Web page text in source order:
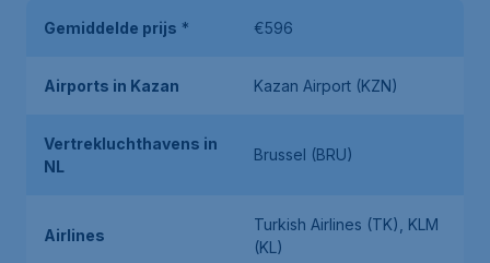
Gemiddelde prijs * €596
Airports in Kazan Kazan Airport (KZN)
Vertrekluchthavens in
NL
Brussel (BRU)
Airlines
Turkish Airlines (TK), KLM
(KL)